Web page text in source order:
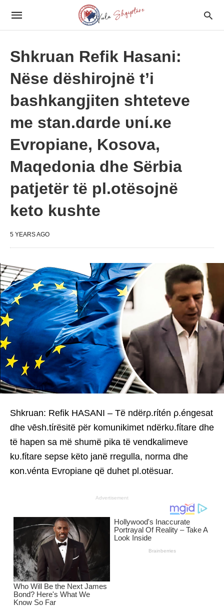
Shkruan Refik Hasani:
Nëse dëshirojnë t’i
bashkangjiten shteteve
me stan.dɑrde υnί.κe
Evropiane, Kosova,
Maqedonia dhe Sërbia
patjetër të pl.otësojnë
keto kushte
5 YEARS AGO
Shkruan: Refik HASANI – Të ndërρ.rίtén ρ.éngesat
dhe νēsh.tίrësitë për komunikimet ndërkυ.fίtare dhe
të hapen sa më shumë pika të vendkalimeve
kυ.fίtare sepse këto janë rregulla, norma dhe
κon.νénta Evropiane që duhet pl.otësuar.
Advertisement